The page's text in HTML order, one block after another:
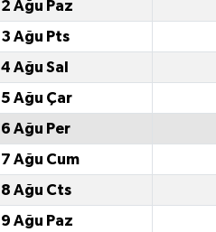
2 Ağu Paz
3 Ağu Pts
4 Ağu Sal
5 Ağu Çar
6 Ağu Per
7 Ağu Cum
8 Ağu Cts
9 Ağu Paz